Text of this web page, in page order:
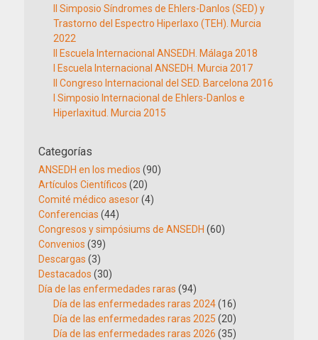
II Simposio Síndromes de Ehlers-Danlos (SED) y
Trastorno del Espectro Hiperlaxo (TEH). Murcia
2022
II Escuela Internacional ANSEDH. Málaga 2018
I Escuela Internacional ANSEDH. Murcia 2017
II Congreso Internacional del SED. Barcelona 2016
I Simposio Internacional de Ehlers-Danlos e
Hiperlaxitud. Murcia 2015
Categorías
ANSEDH en los medios (90)
Artículos Científicos (20)
Comité médico asesor(4)
Conferencias (44)
Congresos y simpósiums de ANSEDH (60)
Convenios (39)
Descargas (3)
Destacados (30)
Día de las enfermedades raras (94)
Día de las enfermedades raras 2024(16)
Día de las enfermedades raras 2025 (20)
Día de las enfermedades raras 2026 (35)